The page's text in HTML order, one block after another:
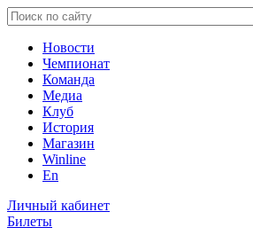
Новости
Чемпионат
Команда
Медиа
Клуб
История
Магазин
Winline
En
Личный кабинет
Билеты